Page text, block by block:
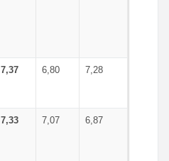
7,37 6,80 7,28
7,33 7,07 6,87